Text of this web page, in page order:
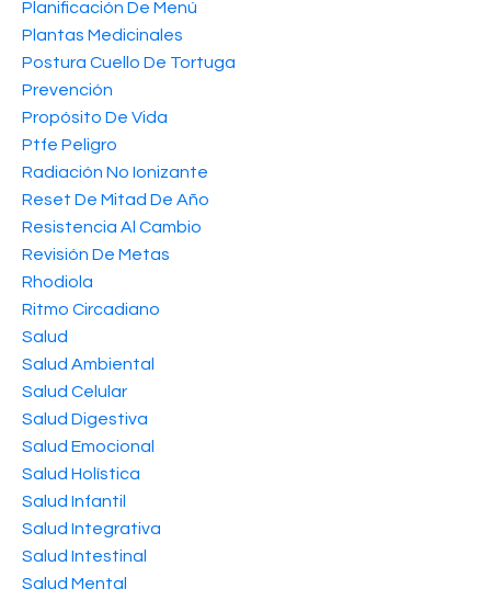
Planificación De Menú
Plantas Medicinales
Postura Cuello De Tortuga
Prevención
Propósito De Vida
Ptfe Peligro
Radiación No Ionizante
Reset De Mitad De Año
Resistencia Al Cambio
Revisión De Metas
Rhodiola
Ritmo Circadiano
Salud
Salud Ambiental
Salud Celular
Salud Digestiva
Salud Emocional
Salud Holística
Salud Infantil
Salud Integrativa
Salud Intestinal
Salud Mental